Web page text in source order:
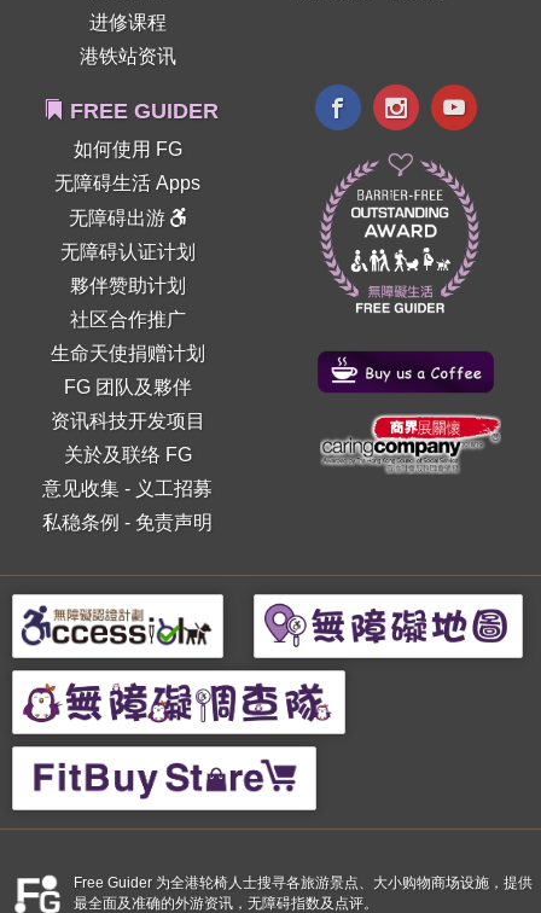
进修课程
港铁站资讯
FREE GUIDER
如何使用 FG
无障碍生活 Apps
无障碍出游
无障碍认证计划
夥伴赞助计划
社区合作推广
生命天使捐赠计划
FG 团队及夥伴
资讯科技开发项目
关於及联络 FG
意见收集 - 义工招募
私稳条例 - 免责声明
Free Guider 为全港轮椅人士搜寻各旅游景点、大小购物商场设施，提供
最全面及准确的外游资讯，无障碍指数及点评。